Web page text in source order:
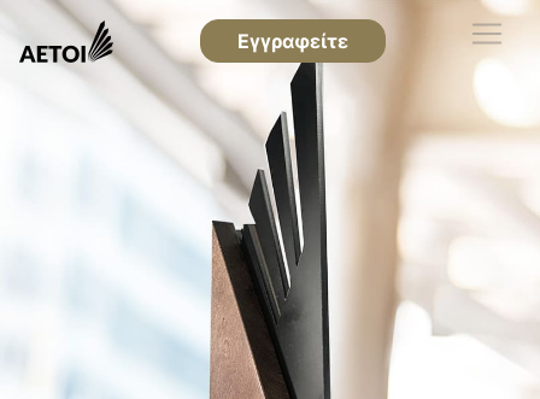
Εγγραφείτε